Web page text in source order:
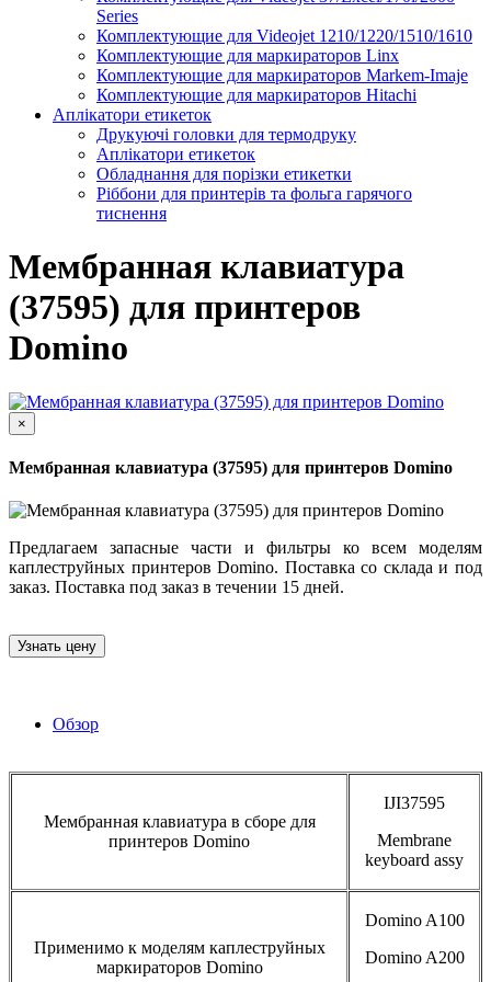
Series
Комплектующие для Videojet 1210/1220/1510/1610
Комплектующие для маркираторов Linx
Комплектующие для маркираторов Markem-Imaje
Комплектующие для маркираторов Hitachi
Аплікатори етикеток
Друкуючі головки для термодруку
Аплікатори етикеток
Обладнання для порізки етикетки
Ріббони для принтерів та фольга гарячого
тиснення
Мембранная клавиатура
(37595) для принтеров
Domino
×
Мембранная клавиатура (37595) для принтеров Domino
Предлагаем запасные части и фильтры ко всем моделям
каплеструйных принтеров Domino. Поставка со склада и под
заказ. Поставка под заказ в течении 15 дней.
Узнать цену
Обзор
Мембранная клавиатура в сборе для
принтеров Domino
IJI37595
Membrane
keyboard assy
Применимо к моделям каплеструйных
маркираторов Domino
Domino A100
Domino A200